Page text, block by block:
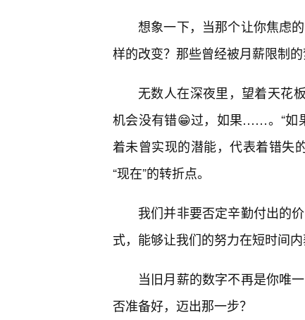
想象一下，当那个让你焦虑
样的改变？那些曾经被月薪限制
无数人在深夜里，望着天花
机会没有错😁过，如果……。“如
着未曾实现的潜能，代表着错失
“现在”的转折点。
我们并非要否定辛勤付出的
式，能够让我们的努力在短时间
当旧月薪的数字不再是你唯
否准备好，迈出那一步？